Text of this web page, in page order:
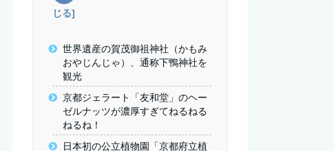
世界遺産の賀茂御祖神社（かもみ
おやじんじゃ）、通称下鴨神社を
観光
京都ジェラート「友和堂」のヘー
ゼルナッツが濃厚すぎてねるねる
ねるね！
日本初の公立植物園「京都府立植